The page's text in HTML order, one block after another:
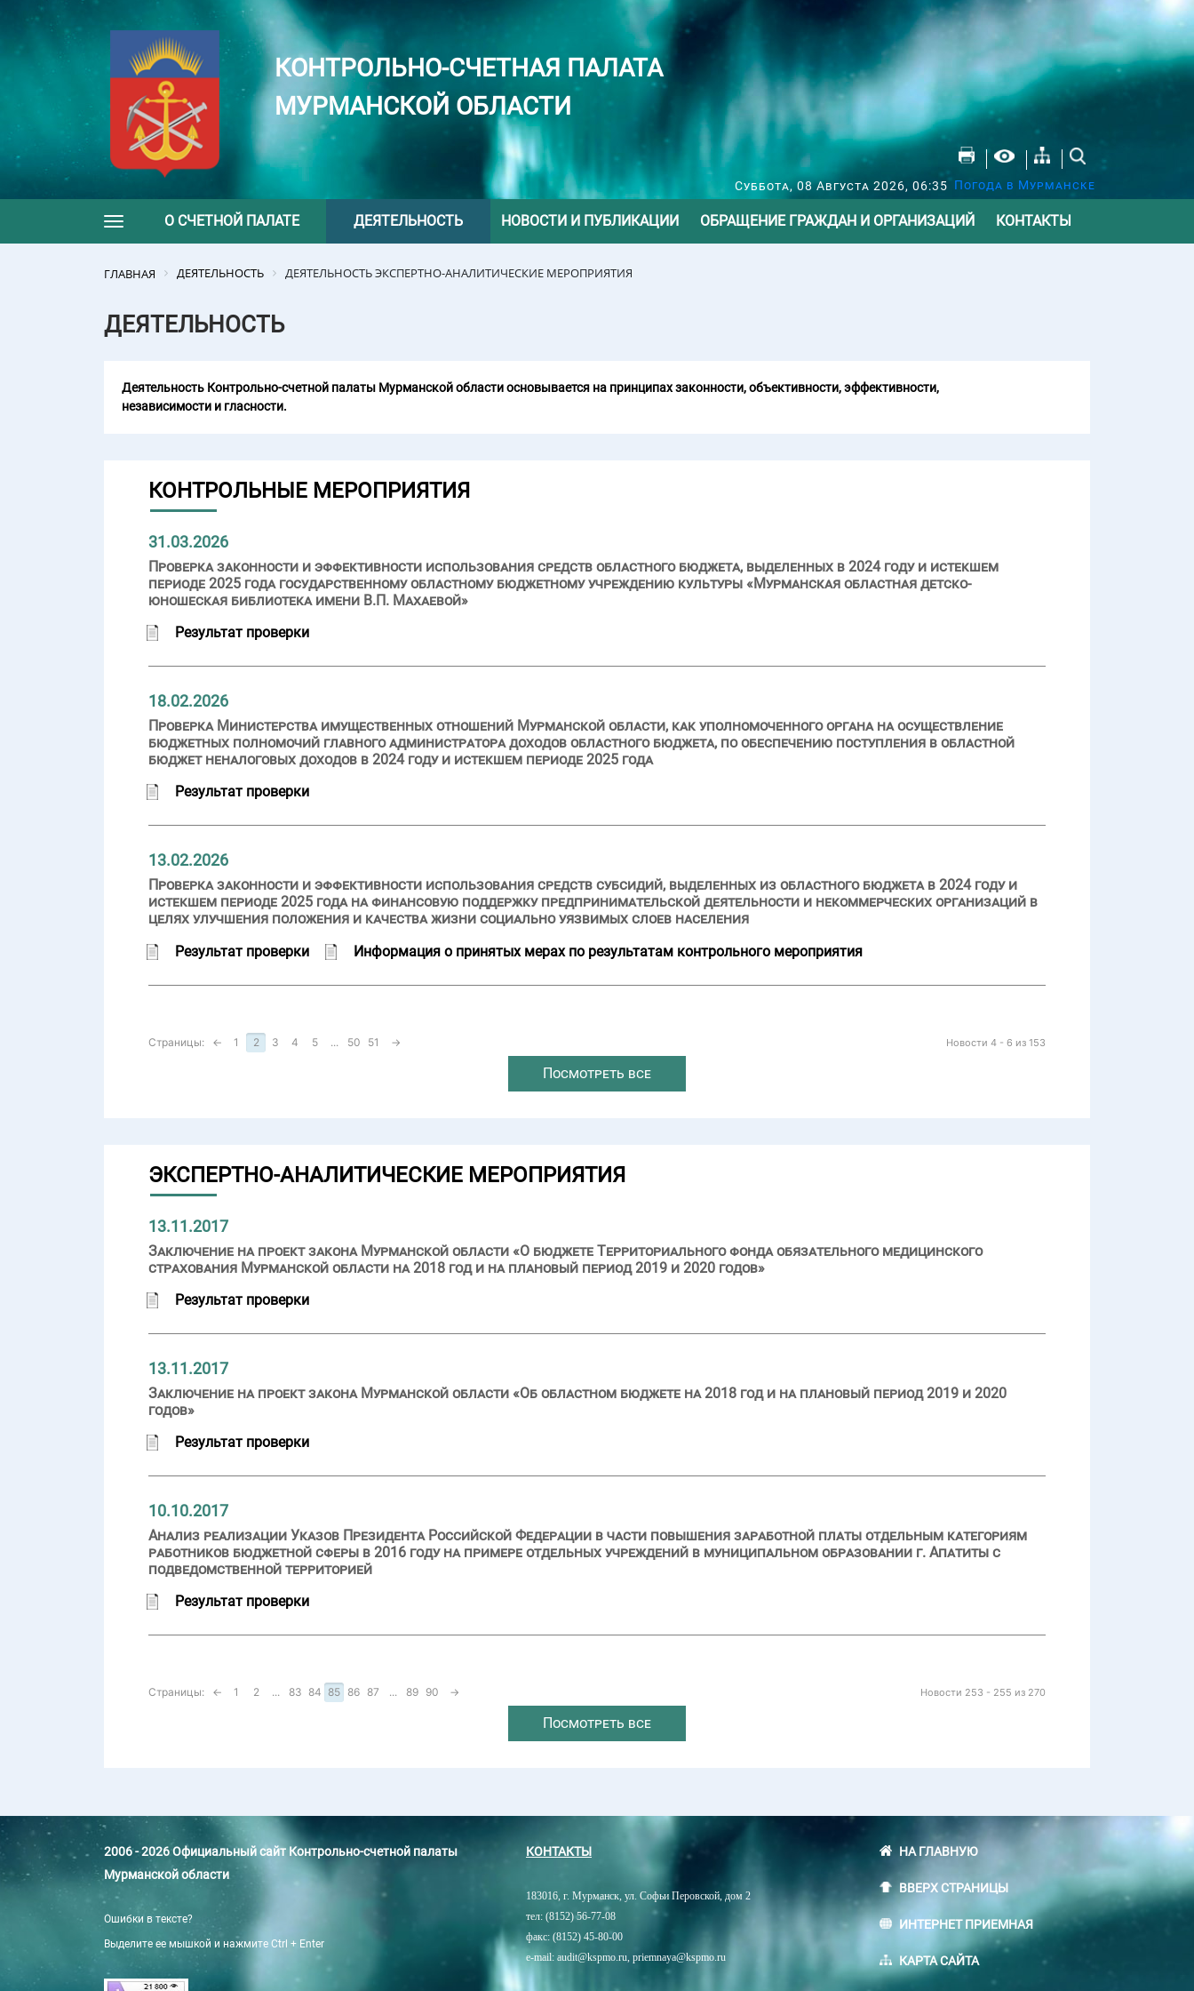
КОНТРОЛЬНО-СЧЕТНАЯ ПАЛАТА
МУРМАНСКОЙ ОБЛАСТИ
Суббота, 08 Августа 2026, 06:35 Погода в Мурманске
Toggle navigation
О СЧЕТНОЙ ПАЛАТЕ ДЕЯТЕЛЬНОСТЬ НОВОСТИ И ПУБЛИКАЦИИ ОБРАЩЕНИЕ ГРАЖДАН И ОРГАНИЗАЦИЙ КОНТАКТЫ
ГЛАВНАЯ ДЕЯТЕЛЬНОСТЬ ДЕЯТЕЛЬНОСТЬ ЭКСПЕРТНО-АНАЛИТИЧЕСКИЕ МЕРОПРИЯТИЯ
ДЕЯТЕЛЬНОСТЬ
Деятельность Контрольно-счетной палаты Мурманской области основывается на принципах законности, объективности, эффективности,
независимости и гласности.
КОНТРОЛЬНЫЕ МЕРОПРИЯТИЯ
31.03.2026
Проверка законности и эффективности использования средств областного бюджета, выделенных в 2024 году и истекшем
периоде 2025 года государственному областному бюджетному учреждению культуры «Мурманская областная детско-
юношеская библиотека имени В.П. Махаевой»
Результат проверки
18.02.2026
Проверка Министерства имущественных отношений Мурманской области, как уполномоченного органа на осуществление
бюджетных полномочий главного администратора доходов областного бюджета, по обеспечению поступления в областной
бюджет неналоговых доходов в 2024 году и истекшем периоде 2025 года
Результат проверки
13.02.2026
Проверка законности и эффективности использования средств субсидий, выделенных из областного бюджета в 2024 году и
истекшем периоде 2025 года на финансовую поддержку предпринимательской деятельности и некоммерческих организаций в
целях улучшения положения и качества жизни социально уязвимых слоев населения
Результат проверки
Информация о принятых мерах по результатам контрольного мероприятия
Новости 4 - 6 из 153
Страницы: ← 1 2 3 4 5 ... 50 51 →
Посмотреть все
ЭКСПЕРТНО-АНАЛИТИЧЕСКИЕ МЕРОПРИЯТИЯ
13.11.2017
Заключение на проект закона Мурманской области «О бюджете Территориального фонда обязательного медицинского
страхования Мурманской области на 2018 год и на плановый период 2019 и 2020 годов»
Результат проверки
13.11.2017
Заключение на проект закона Мурманской области «Об областном бюджете на 2018 год и на плановый период 2019 и 2020
годов»
Результат проверки
10.10.2017
Анализ реализации Указов Президента Российской Федерации в части повышения заработной платы отдельным категориям
работников бюджетной сферы в 2016 году на примере отдельных учреждений в муниципальном образовании г. Апатиты с
подведомственной территорией
Результат проверки
Новости 253 - 255 из 270
Страницы: ← 1 2 ... 83 84 85 86 87 ... 89 90 →
Посмотреть все
2006 - 2026 Официальный сайт Контрольно-счетной палаты
Мурманской области
Ошибки в тексте?
Выделите ее мышкой и нажмите Ctrl + Enter
КОНТАКТЫ
183016, г. Мурманск, ул. Софьи Перовской, дом 2
тел: (8152) 56-77-08
факс: (8152) 45-80-00
e-mail: audit@kspmo.ru, priemnaya@kspmo.ru
НА ГЛАВНУЮ
ВВЕРХ СТРАНИЦЫ
ИНТЕРНЕТ ПРИЕМНАЯ
КАРТА САЙТА